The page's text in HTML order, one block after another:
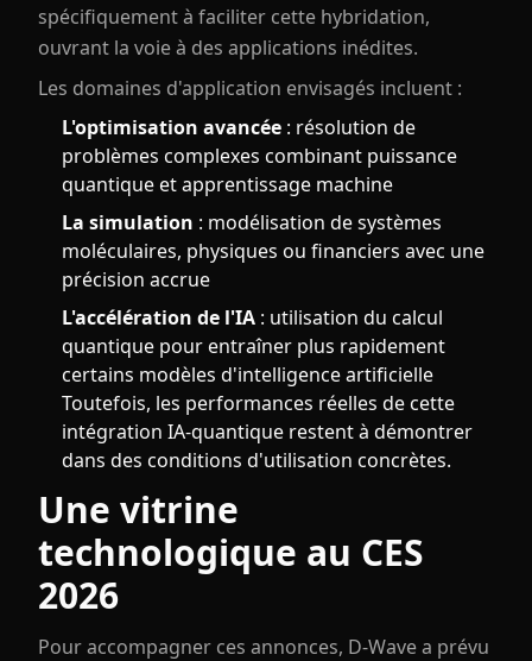
spécifiquement à faciliter cette hybridation,
ouvrant la voie à des applications inédites.
Les domaines d'application envisagés incluent :
L'optimisation avancée : résolution de
problèmes complexes combinant puissance
quantique et apprentissage machine
La simulation : modélisation de systèmes
moléculaires, physiques ou financiers avec une
précision accrue
L'accélération de l'IA : utilisation du calcul
quantique pour entraîner plus rapidement
certains modèles d'intelligence artificielle
Toutefois, les performances réelles de cette
intégration IA-quantique restent à démontrer
dans des conditions d'utilisation concrètes.
Une vitrine
technologique au CES
2026
Pour accompagner ces annonces, D-Wave a prévu